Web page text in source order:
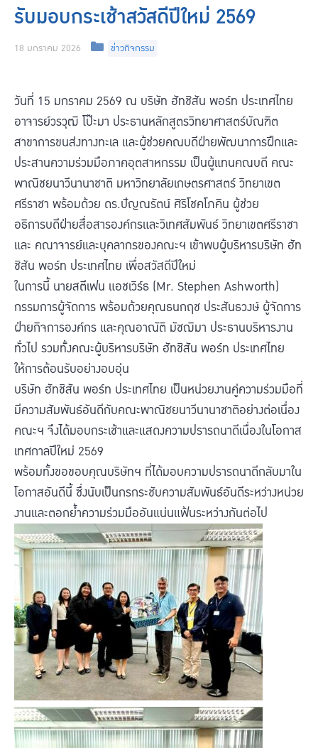
รับมอบกระเช้าสวัสดีปีใหม่ 2569
18 มกราคม 2026 Categories
ข่าวกิจกรรม
วันที่ 15 มกราคม 2569 ณ บริษัท ฮัทชิสัน พอร์ท ประเทศไทย
อาจารย์วรวุฒิ โป๊ะมา ประธานหลักสูตรวิทยาศาสตร์บัณฑิต
สาขาการขนส่งทางทะเล และผู้ช่วยคณบดีฝ่ายพัฒนาการฝึกและ
ประสานความร่วมมือภาคอุตสาหกรรม เป็นผู้แทนคณบดี คณะ
พาณิชยนาวีนานาชาติ มหาวิทยาลัยเกษตรศาสตร์ วิทยาเขต
ศรีราชา พร้อมด้วย ดร.ปัญณรัตน์ ศิริโชคโภคิน ผู้ช่วย
อธิการบดีฝ่ายสื่อสารองค์กรและวิเทศสัมพันธ์ วิทยาเขตศรีราชา
และ คณาจารย์และบุคลากรของคณะฯ เข้าพบผู้บริหารบริษัท ฮัท
ชิสัน พอร์ท ประเทศไทย เพื่อสวัสดีปีใหม่
ในการนี้ นายสตีเฟน แอชเวิร์ธ (Mr. Stephen Ashworth)
กรรมการผู้จัดการ พร้อมด้วยคุณธนกฤช ประสันธวงษ์ ผู้จัดการ
ฝ่ายกิจการองค์กร และคุณอาณัติ มัชฌิมา ประธานบริหารงาน
ทั่วไป รวมทั้งคณะผู้บริหารบริษัท ฮัทชิสัน พอร์ท ประเทศไทย
ให้การต้อนรับอย่างอบอุ่น
บริษัท ฮัทชิสัน พอร์ท ประเทศไทย เป็นหน่วยงานคู่ความร่วมมือที่
มีความสัมพันธ์อันดีกับคณะพาณิชยนาวีนานาชาติอย่างต่อเนื่อง
คณะฯ จึงได้มอบกระเช้าและแสดงความปรารถนาดีเนื่องในโอกาส
เทศกาลปีใหม่ 2569
พร้อมทั้งขอขอบคุณบริษัทฯ ที่ได้มอบความปรารถนาดีกลับมาใน
โอกาสอันดีนี้ ซึ่งนับเป็นกรกระชับความสัมพันธ์อันดีระหว่างหน่วย
งานและตอกย้ำความร่วมมืออันแน่นแฟ้นระหว่างกันต่อไป